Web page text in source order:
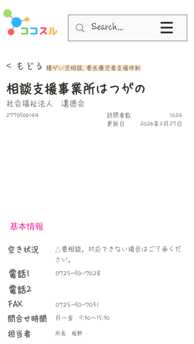
< もどる 障がい児相談, 要医療児者支援体制
相談支援事業所はつがの
社会福祉法人 遺徳会
2770500144
更新日
2026年2月27日
​訪問者数 1024
基本情報
空き状況
△要相談。対応できない場合はご了承くだ
さい。
​電話1 0725-90-7028
電話2
FAX 0725-90-7031
問合せ時間 月～金 9:30～15:30
​担当者 所長 板野